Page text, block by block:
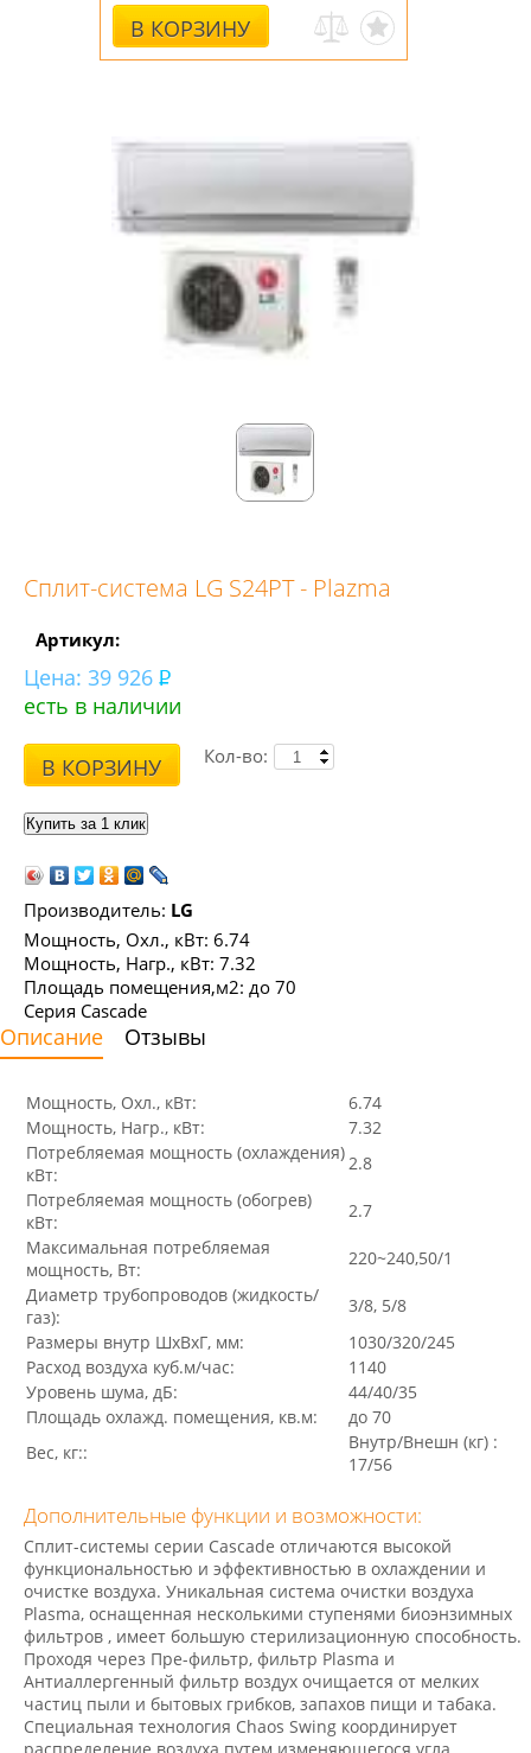
В КОРЗИНУ
Сплит-система LG S24PT - Plazma
Артикул:
Цена: 39 926
есть в наличии
В КОРЗИНУ Кол-во:
Производитель: LG
Мощность, Охл., кВт: 6.74
Мощность, Нагр., кВт: 7.32
Площадь помещения,м2: до 70
Серия Cascade
Описание Отзывы
Мощность, Охл., кВт:
6.74
Мощность, Нагр., кВт:
7.32
Потребляемая мощность (охлаждения)
кВт:
2.8
Потребляемая мощность (обогрев)
кВт:
2.7
Максимальная потребляемая
мощность, Вт:
220~240,50/1
Диаметр трубопроводов (жидкость/
газ):
3/8, 5/8
Размеры внутр ШхВхГ, мм:
1030/320/245
Расход воздуха куб.м/час:
1140
Уровень шума, дБ:
44/40/35
Площадь охлажд. помещения, кв.м:
до 70
Вес, кг::
Внутр/Внешн (кг) :
17/56
Дополнительные функции и возможности:
Сплит-системы серии Cascade отличаются высокой
функциональностью и эффективностью в охлаждении и
очистке воздуха. Уникальная система очистки воздуха
Plasma, оснащенная несколькими ступенями биоэнзимных
фильтров , имеет большую стерилизационную способность.
Проходя через Пре-фильтр, фильтр Plasma и
Антиаллергенный фильтр воздух очищается от мелких
частиц пыли и бытовых грибков, запахов пищи и табака.
Специальная технология Chaos Swing координирует